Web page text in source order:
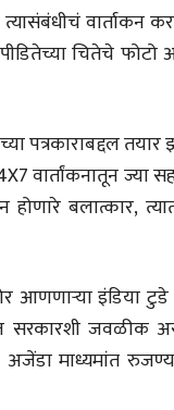
वार्ताकन
चितेचे फोटो
पत्रकाराबद्दल
वार्तांकनातून
बलात्कार,
इंडिया टुडे
सरकारशी जवळीक
माध्यमांत
अंक वाचण्यासाठी येथे क्लिक